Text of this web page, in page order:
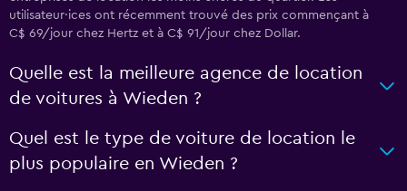
utilisateur·ices ont récemment trouvé des prix commençant à
C$ 69/jour chez Hertz et à C$ 91/jour chez Dollar.
Quelle est la meilleure agence de location
de voitures à Wieden ?
Quel est le type de voiture de location le
plus populaire en Wieden ?